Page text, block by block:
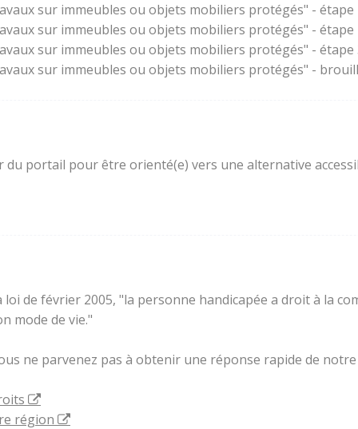
sur immeubles ou objets mobiliers protégés" -
sur immeubles ou objets mobiliers protégés" -
sur immeubles ou objets mobiliers protégés" -
sur immeubles ou objets mobiliers protégés" -
du portail pour être orienté(e) vers une alternative
de février 2005, "la personne handicapée a droit à la
mode de vie."
ne parvenez pas à obtenir une réponse rapide de
région